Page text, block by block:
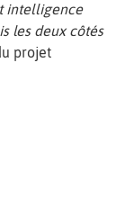
intelligence
les deux côtés
projet